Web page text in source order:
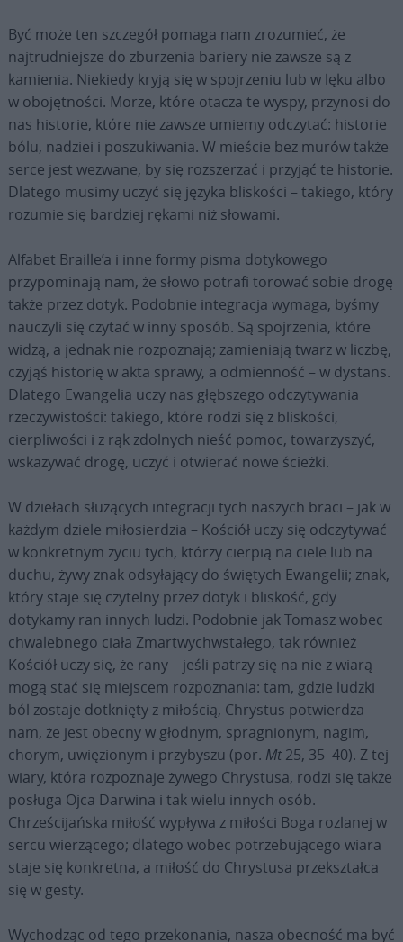
Być może ten szczegół pomaga nam zrozumieć, że
najtrudniejsze do zburzenia bariery nie zawsze są z
kamienia. Niekiedy kryją się w spojrzeniu lub w lęku albo
w obojętności. Morze, które otacza te wyspy, przynosi do
nas historie, które nie zawsze umiemy odczytać: historie
bólu, nadziei i poszukiwania. W mieście bez murów także
serce jest wezwane, by się rozszerzać i przyjąć te historie.
Dlatego musimy uczyć się języka bliskości – takiego, który
rozumie się bardziej rękami niż słowami.
Alfabet Braille’a i inne formy pisma dotykowego
przypominają nam, że słowo potrafi torować sobie drogę
także przez dotyk. Podobnie integracja wymaga, byśmy
nauczyli się czytać w inny sposób. Są spojrzenia, które
widzą, a jednak nie rozpoznają; zamieniają twarz w liczbę,
czyjąś historię w akta sprawy, a odmienność – w dystans.
Dlatego Ewangelia uczy nas głębszego odczytywania
rzeczywistości: takiego, które rodzi się z bliskości,
cierpliwości i z rąk zdolnych nieść pomoc, towarzyszyć,
wskazywać drogę, uczyć i otwierać nowe ścieżki.
W dziełach służących integracji tych naszych braci – jak w
każdym dziele miłosierdzia – Kościół uczy się odczytywać
w konkretnym życiu tych, którzy cierpią na ciele lub na
duchu, żywy znak odsyłający do świętych Ewangelii; znak,
który staje się czytelny przez dotyk i bliskość, gdy
dotykamy ran innych ludzi. Podobnie jak Tomasz wobec
chwalebnego ciała Zmartwychwstałego, tak również
Kościół uczy się, że rany – jeśli patrzy się na nie z wiarą –
mogą stać się miejscem rozpoznania: tam, gdzie ludzki
ból zostaje dotknięty z miłością, Chrystus potwierdza
nam, że jest obecny w głodnym, spragnionym, nagim,
chorym, uwięzionym i przybyszu (por. Mt25, 35–40). Z tej
wiary, która rozpoznaje żywego Chrystusa, rodzi się także
posługa Ojca Darwina i tak wielu innych osób.
Chrześcijańska miłość wypływa z miłości Boga rozlanej w
sercu wierzącego; dlatego wobec potrzebującego wiara
staje się konkretna, a miłość do Chrystusa przekształca
się w gesty.
Wychodząc od tego przekonania, nasza obecność ma być